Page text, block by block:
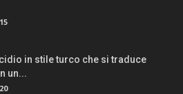
in stile turco che si traduce
un...